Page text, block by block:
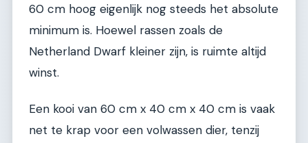
60 cm hoog eigenlijk nog steeds het absolute
minimum is. Hoewel rassen zoals de
Netherland Dwarf kleiner zijn, is ruimte altijd
winst.
Een kooi van 60 cm x 40 cm x 40 cm is vaak
net te krap voor een volwassen dier, tenzij